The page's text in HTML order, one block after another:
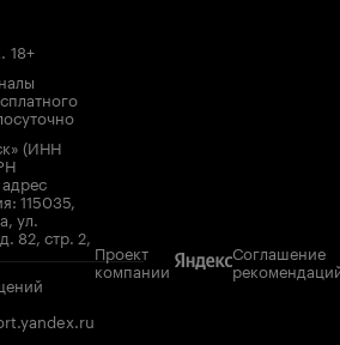
. 18+
(ИНН
115035,
ул.
82, стр. 2,
Проект
компании
Соглашение